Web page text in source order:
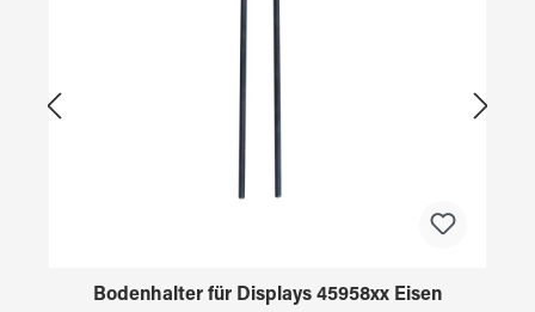
Bodenhalter für Displays 45958xx Eisen